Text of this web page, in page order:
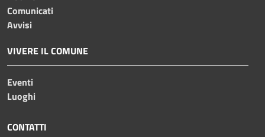
Comunicati
Avvisi
VIVERE IL COMUNE
Eventi
Luoghi
CONTATTI